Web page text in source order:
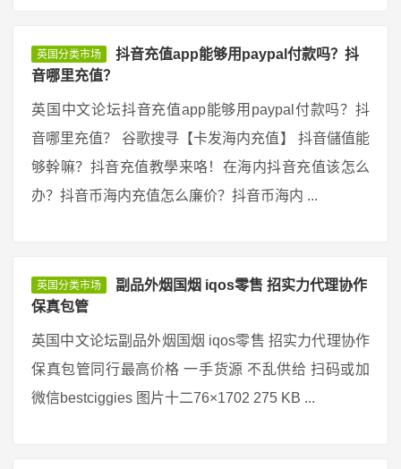
英国分类市场
抖音充值app能够用paypal付款吗？抖
音哪里充值？
英国中文论坛抖音充值app能够用paypal付款吗？抖
音哪里充值？ 谷歌搜寻【卡发海内充值】 抖音儲值能
够幹嘛？抖音充值教學来咯！在海内抖音充值该怎么
办？抖音币海内充值怎么廉价？抖音币海内 ...
英国分类市场
副品外烟国烟 iqos零售 招实力代理协作
保真包管
英国中文论坛副品外烟国烟 iqos零售 招实力代理协作
保真包管同行最高价格 一手货源 不乱供给 扫码或加
微信bestciggies 图片十二76×1702 275 KB ...